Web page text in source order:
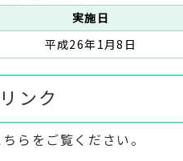
実施日
平成26年1月8日
ンク
らをご覧ください。